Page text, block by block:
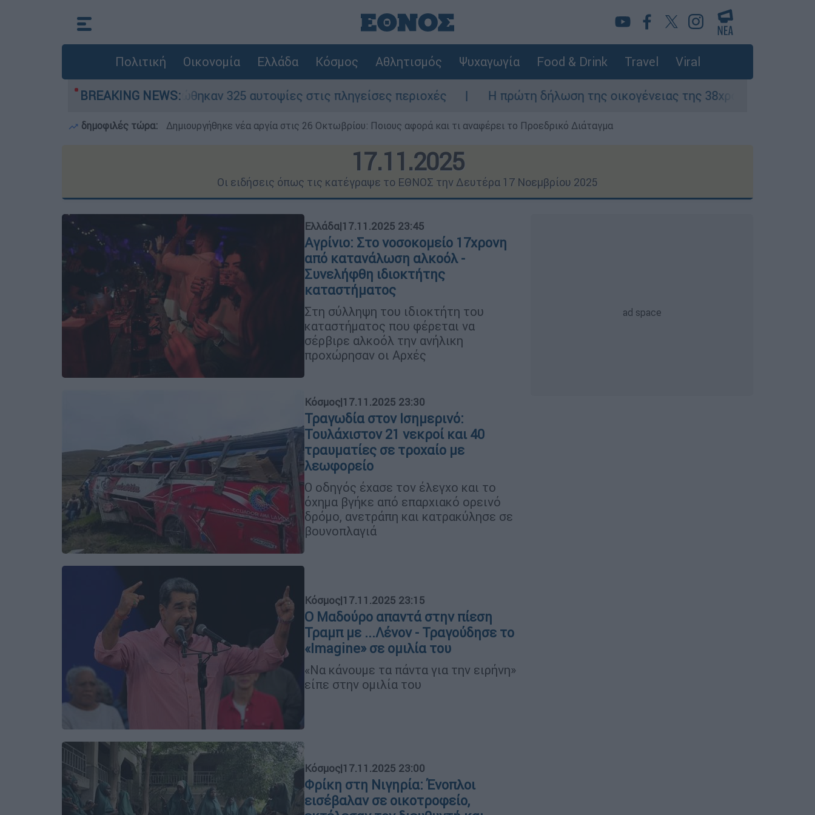
Πολιτική Οικονομία Ελλάδα Κόσμος Αθλητισμός Ψυχαγωγία Food & Drink Travel Viral
BREAKING NEWS:
- Ολοκληρώθηκαν 325 αυτοψίες στις πληγείσες περιοχές Η πρώτη δήλωση της οικογένειας της 38χρονης Βρετανίδας που
δημοφιλές τώρα: Δημιουργήθηκε νέα αργία στις 26 Οκτωβρίου: Ποιους αφορά και τι αναφέρει το Προεδρικό Διάταγμα
17.11.2025
Οι ειδήσεις όπως τις κατέγραψε το ΕΘΝΟΣ την Δευτέρα 17 Νοεμβρίου 2025
Ελλάδα|17.11.2025 23:45
Αγρίνιο: Στο νοσοκομείο 17χρονη
από κατανάλωση αλκοόλ -
Συνελήφθη ιδιοκτήτης
καταστήματος
Στη σύλληψη του ιδιοκτήτη του
καταστήματος που φέρεται να
σέρβιρε αλκοόλ την ανήλικη
προχώρησαν οι Αρχές
Κόσμος|17.11.2025 23:30
Τραγωδία στον Ισημερινό:
Τουλάχιστον 21 νεκροί και 40
τραυματίες σε τροχαίο με
λεωφορείο
Ο οδηγός έχασε τον έλεγχο και το
όχημα βγήκε από επαρχιακό ορεινό
δρόμο, ανετράπη και κατρακύλησε σε
βουνοπλαγιά
Κόσμος|17.11.2025 23:15
O Μαδούρο απαντά στην πίεση
Τραμπ με ...Λένον - Τραγούδησε το
«Imagine» σε ομιλία του
«Να κάνουμε τα πάντα για την ειρήνη»
είπε στην ομιλία του
Κόσμος|17.11.2025 23:00
Φρίκη στη Νιγηρία: Ένοπλοι
εισέβαλαν σε οικοτροφείο,